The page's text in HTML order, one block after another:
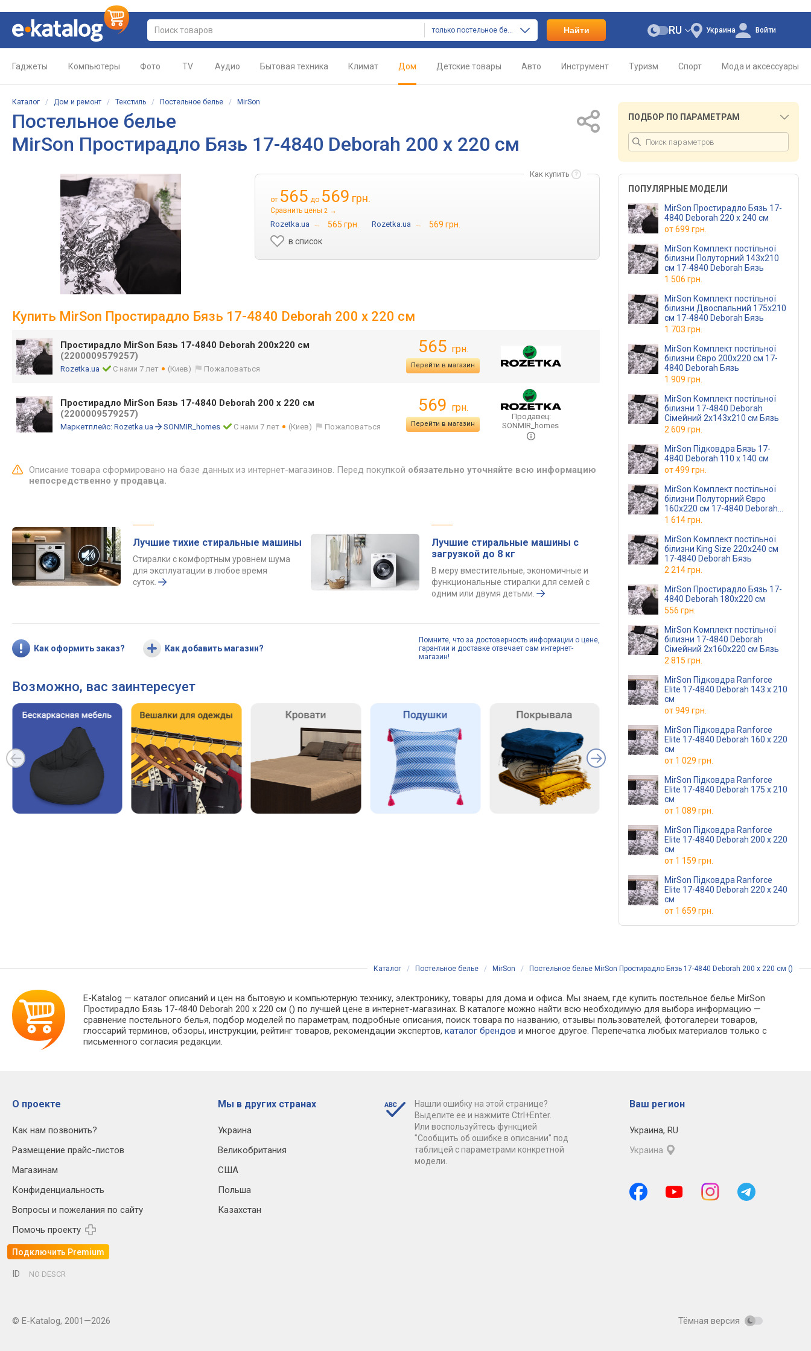
только постельное белье Найти Украина
RU Войти
Гаджеты Компьютеры Фото TV Аудио Бытовая техника Климат Дом Детские товары Авто Инструмент Туризм Спорт Мода и аксессуары
Каталог / Дом и ремонт / Текстиль / Постельное белье / MirSon
Постельное белье
MirSon Простирадло Бязь 17-4840 Deborah 200 х 220 см
Как купить
от 565 до 569 грн.
Сравнить цены 2 →
Rozetka.ua → 565 грн. Rozetka.ua →
569 грн.
в список
Купить MirSon Простирадло Бязь 17-4840 Deborah 200 х 220 см
Простирадло MirSon Бязь 17-4840 Deborah 200x220 см
(2200009579257)
Rozetka.ua С нами 7 лет (Киев) Пожаловаться
565 грн.
Перейти в магазин
Простирадло MirSon Бязь 17-4840 Deborah 200 х 220 см
(2200009579257)
Маркетплейс: Rozetka.ua SONMIR_homes С нами 7 лет (Киев) Пожаловаться
569 грн.
Перейти в магазин
Продавец:
SONMIR_homes
Описание товара сформировано на базе данных из интернет-магазинов. Перед покупкой обязательно уточняйте всю информацию
непосредственно у продавца.
Лучшие тихие стиральные машины
Стиралки с комфортным уровнем шума
для эксплуатации в любое время
суток.
Лучшие стиральные машины с
загрузкой до 8 кг
В меру вместительные, экономичные и
функциональные стиралки для семей с
одним или двумя детьми.
Как оформить заказ? Как добавить магазин?
Помните, что за достоверность информации о цене,
гарантии и доставке отвечает сам интернет-
магазин!
Возможно, вас заинтересует
ПОДБОР ПО ПАРАМЕТРАМ
ПОПУЛЯРНЫЕ МОДЕЛИ
MirSon Простирадло Бязь 17-
4840 Deborah 220 х 240 см
от699 грн.
MirSon Комплект постільної
білизни Полуторний 143х210
см 17-4840 Deborah Бязь
1 506 грн.
MirSon Комплект постільної
білизни Двоспальний 175х210
см 17-4840 Deborah Бязь
1 703 грн.
MirSon Комплект постільної
білизни Євро 200х220 см 17-
4840 Deborah Бязь
1 909 грн.
MirSon Комплект постільної
білизни 17-4840 Deborah
Сімейний 2x143x210 см Бязь
2 609 грн.
MirSon Підковдра Бязь 17-
4840 Deborah 110 x 140 см
от499 грн.
MirSon Комплект постільної
білизни Полуторний Євро
160х220 см 17-4840 Deborah
Бязь
1 614 грн.
MirSon Комплект постільної
білизни King Size 220х240 см
17-4840 Deborah Бязь
2 214 грн.
MirSon Простирадло Бязь 17-
4840 Deborah 180x220 см
556 грн.
MirSon Комплект постільної
білизни 17-4840 Deborah
Сімейний 2x160x220 см Бязь
2 815 грн.
MirSon Підковдра Ranforce
Elite 17-4840 Deborah 143 x 210
см
от949 грн.
MirSon Підковдра Ranforce
Elite 17-4840 Deborah 160 x 220
см
от 1 029 грн.
MirSon Підковдра Ranforce
Elite 17-4840 Deborah 175 x 210
см
от 1 089 грн.
MirSon Підковдра Ranforce
Elite 17-4840 Deborah 200 x 220
см
от 1 159 грн.
MirSon Підковдра Ranforce
Elite 17-4840 Deborah 220 x 240
см
от 1 659 грн.
Каталог / Постельное белье / MirSon / Постельное белье MirSon Простирадло Бязь 17-4840 Deborah 200 х 220 см ()
E-Katalog — каталог описаний и цен на бытовую и компьютерную технику, электронику, товары для дома и офиса. Мы знаем, где купить постельное белье MirSon
Простирадло Бязь 17-4840 Deborah 200 х 220 см () по лучшей цене в интернет-магазинах. В каталоге можно найти всю необходимую для выбора информацию —
сравнение постельного белья, подбор моделей по параметрам, подробные описания, поиск товара по названию, отзывы пользователей, фотогалереи товаров,
глоссарий терминов, обзоры, инструкции, рейтинг товаров, рекомендации экспертов,каталог брендов и многое другое. Перепечатка любых материалов только с
письменного согласия редакции.
О проекте
Как нам позвонить?
Размещение прайс-листов
Магазинам
Конфиденциальность
Вопросы и пожелания по сайту
Помочь проекту
Подключить Premium
Мы в других странах
Украина
Великобритания
США
Польша
Казахстан
Нашли ошибку на этой странице?
Выделите ее и нажмите Ctrl+Enter.
Или воспользуйтесь функцией
"Сообщить об ошибке в описании" под
таблицей с параметрами конкретной
модели.
Ваш регион
Украина, RU
Украина
ID NO DESCR
© E-Katalog, 2001—2026 Тёмная версия